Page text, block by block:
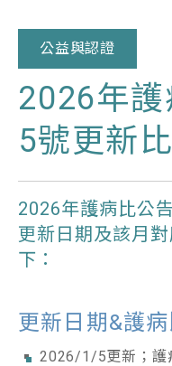
公益與認證
2026年護
5號更新
2026年護病比公
更新日期及該月
下：
更新日期&護病
2026/1/5更新；護